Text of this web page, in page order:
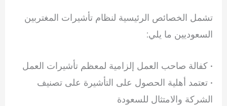
تشمل الخصائص الرئيسية لنظام تأشيرات المغتربين
السعوديين ما يلي:
• كفالة صاحب العمل إلزامية لمعظم تأشيرات العمل
• تعتمد أهلية الحصول على التأشيرة على تصنيف
الشركة والامتثال للسعودة